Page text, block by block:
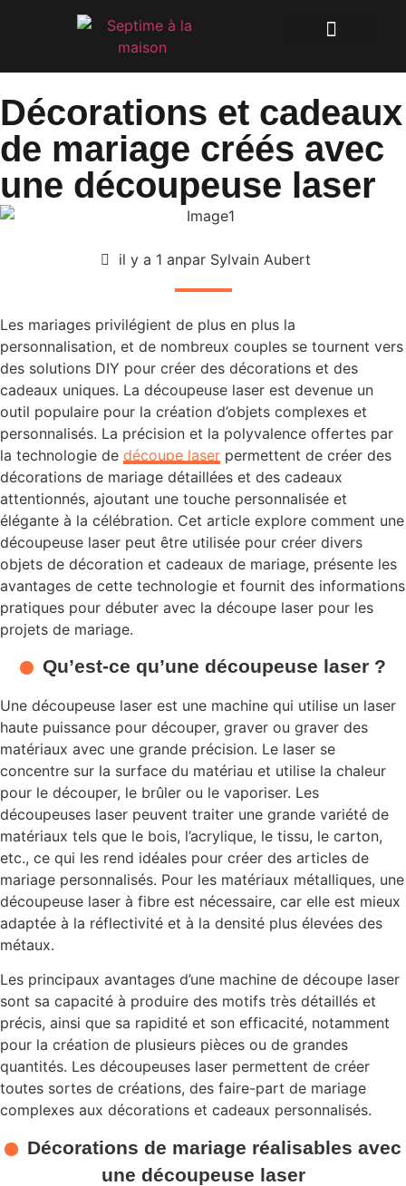
Décorations et cadeaux
de mariage créés avec
une découpeuse laser
il y a 1 anpar Sylvain Aubert
Les mariages privilégient de plus en plus la
personnalisation, et de nombreux couples se tournent vers
des solutions DIY pour créer des décorations et des
cadeaux uniques. La découpeuse laser est devenue un
outil populaire pour la création d’objets complexes et
personnalisés. La précision et la polyvalence offertes par
la technologie de découpe laser permettent de créer des
décorations de mariage détaillées et des cadeaux
attentionnés, ajoutant une touche personnalisée et
élégante à la célébration. Cet article explore comment une
découpeuse laser peut être utilisée pour créer divers
objets de décoration et cadeaux de mariage, présente les
avantages de cette technologie et fournit des informations
pratiques pour débuter avec la découpe laser pour les
projets de mariage.
Qu’est-ce qu’une découpeuse laser ?
Une découpeuse laser est une machine qui utilise un laser
haute puissance pour découper, graver ou graver des
matériaux avec une grande précision. Le laser se
concentre sur la surface du matériau et utilise la chaleur
pour le découper, le brûler ou le vaporiser. Les
découpeuses laser peuvent traiter une grande variété de
matériaux tels que le bois, l’acrylique, le tissu, le carton,
etc., ce qui les rend idéales pour créer des articles de
mariage personnalisés. Pour les matériaux métalliques, une
découpeuse laser à fibre est nécessaire, car elle est mieux
adaptée à la réflectivité et à la densité plus élevées des
métaux.
Les principaux avantages d’une machine de découpe laser
sont sa capacité à produire des motifs très détaillés et
précis, ainsi que sa rapidité et son efficacité, notamment
pour la création de plusieurs pièces ou de grandes
quantités. Les découpeuses laser permettent de créer
toutes sortes de créations, des faire-part de mariage
complexes aux décorations et cadeaux personnalisés.
Décorations de mariage réalisables avec
une découpeuse laser